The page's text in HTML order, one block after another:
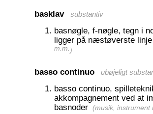
basklav substantiv
basnøgle, f-nøgle, tegn i
ligger på næstøverste
m.m. )
basso continuo ubøjeligt
basso continuo,
akkompagnement ved at
basnoder (musik, instrument